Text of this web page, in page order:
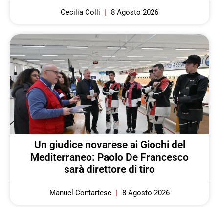
Cecilia Colli 8 Agosto 2026
Un giudice novarese ai Giochi del
Mediterraneo: Paolo De Francesco
sarà direttore di tiro
Manuel Contartese 8 Agosto 2026